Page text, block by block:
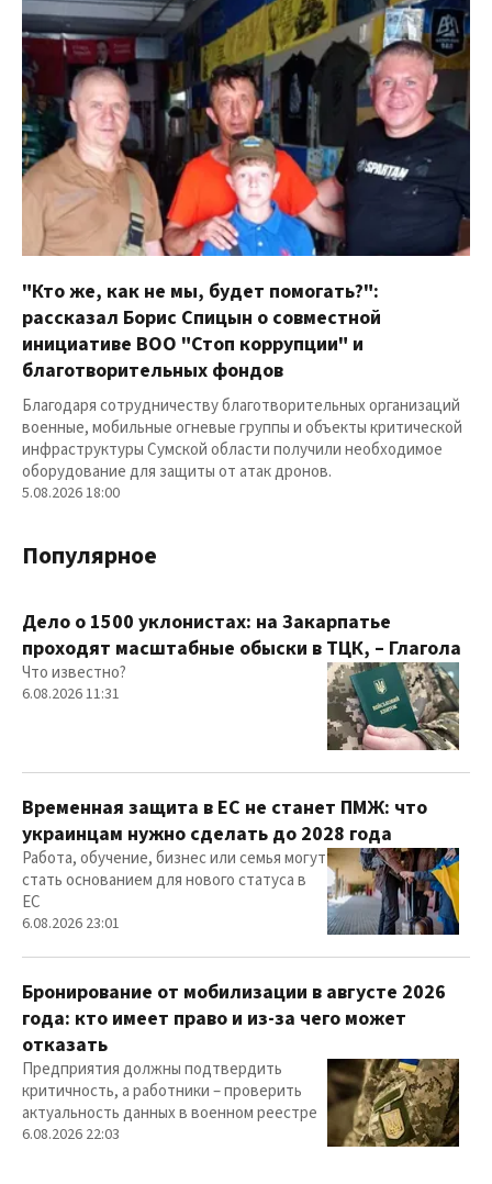
"Кто же, как не мы, будет помогать?":
рассказал Борис Спицын о совместной
инициативе ВОО "Стоп коррупции" и
благотворительных фондов
Благодаря сотрудничеству благотворительных организаций
военные, мобильные огневые группы и объекты критической
инфраструктуры Сумской области получили необходимое
оборудование для защиты от атак дронов.
5.08.2026 18:00
Популярное
Дело о 1500 уклонистах: на Закарпатье
проходят масштабные обыски в ТЦК, – Глагола
Что известно?
6.08.2026 11:31
Временная защита в ЕС не станет ПМЖ: что
украинцам нужно сделать до 2028 года
Работа, обучение, бизнес или семья могут
стать основанием для нового статуса в
ЕС
6.08.2026 23:01
Бронирование от мобилизации в августе 2026
года: кто имеет право и из-за чего может
отказать
Предприятия должны подтвердить
критичность, а работники – проверить
актуальность данных в военном реестре
6.08.2026 22:03